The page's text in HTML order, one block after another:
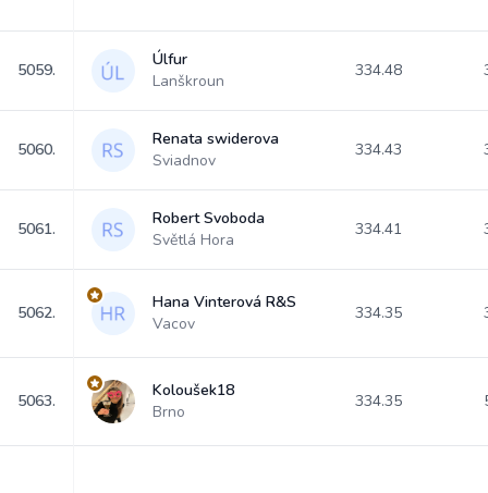
5059.
Úlfur
Lanškroun
334.48
5060.
Renata swiderova
Sviadnov
334.43
5061.
Robert Svoboda
Světlá Hora
334.41
5062.
Hana Vinterová R&S
Vacov
334.35
5063.
Koloušek18
Brno
334.35